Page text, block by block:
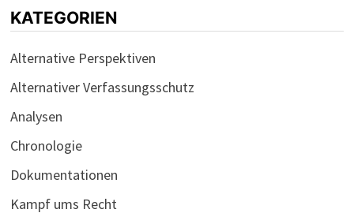
KATEGORIEN
Alternative Perspektiven
Alternativer Verfassungsschutz
Analysen
Chronologie
Dokumentationen
Kampf ums Recht